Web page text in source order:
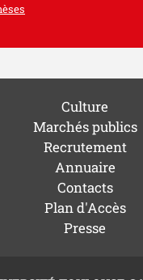
Culture
Marchés publics
Recrutement
Annuaire
Contacts
Plan d'Accès
Presse